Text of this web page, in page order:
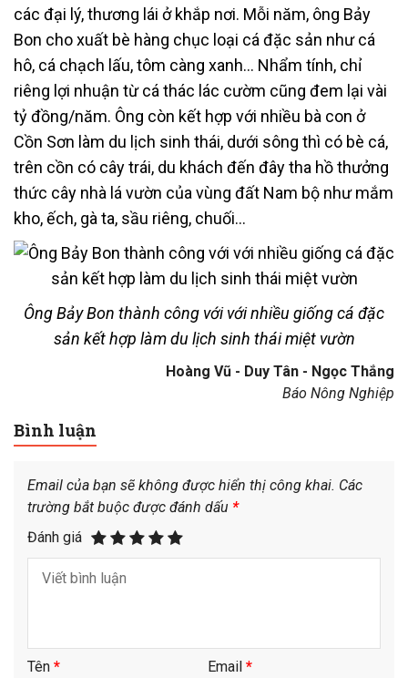
các đại lý, thương lái ở khắp nơi. Mỗi năm, ông Bảy
Bon cho xuất bè hàng chục loại cá đặc sản như cá
hô, cá chạch lấu, tôm càng xanh… Nhẩm tính, chỉ
riêng lợi nhuận từ cá thác lác cườm cũng đem lại vài
tỷ đồng/năm. Ông còn kết hợp với nhiều bà con ở
Cồn Sơn làm du lịch sinh thái, dưới sông thì có bè cá,
trên cồn có cây trái, du khách đến đây tha hồ thưởng
thức cây nhà lá vườn của vùng đất Nam bộ như mắm
kho, ếch, gà ta, sầu riêng, chuối…
Ông Bảy Bon thành công với với nhiều giống cá đặc
sản kết hợp làm du lịch sinh thái miệt vườn
Hoàng Vũ - Duy Tân - Ngọc Thắng
Báo Nông Nghiệp
Bình luận
Email của bạn sẽ không được hiển thị công khai. Các
trường bắt buộc được đánh dấu *
Đánh giá
Tên * Email *